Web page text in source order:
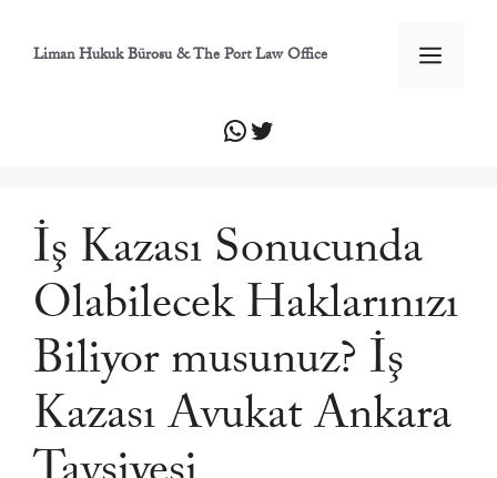
Liman Hukuk Bürosu & The Port Law Office
WhatsApp
Twitter
İş Kazası Sonucunda
Olabilecek Haklarınızı
Biliyor musunuz? İş
Kazası Avukat Ankara